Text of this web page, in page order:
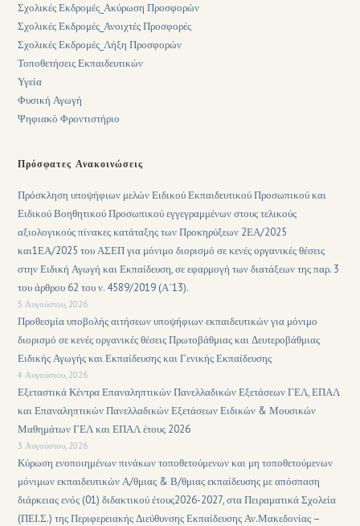
Σχολικές Εκδρομές_Ακύρωση Προσφορών
Σχολικές Εκδρομές_Ανοιχτές Προσφορές
Σχολικές Εκδρομές_Λήξη Προσφορών
Τοποθετήσεις Εκπαιδευτικών
Υγεία
Φυσική Αγωγή
Ψηφιακό Φροντιστήριο
Πρόσφατες Ανακοινώσεις
Πρόσκληση υποψήφιων μελών Ειδικού Εκπαιδευτικού Προσωπικού και
Ειδικού Βοηθητικού Προσωπικού εγγεγραμμένων στους τελικούς
αξιολογικούς πίνακες κατάταξης των Προκηρύξεων 2ΕΑ/2025
και1ΕΑ/2025 του ΑΣΕΠ για μόνιμο διορισμό σε κενές οργανικές θέσεις
στην Ειδική Αγωγή και Εκπαίδευση, σε εφαρμογή των διατάξεων της παρ. 3
του άρθρου 62 του ν. 4589/2019 (Α΄13).
5 Αυγούστου, 2026
Προθεσμία υποβολής αιτήσεων υποψήφιων εκπαιδευτικών για μόνιμο
διορισμό σε κενές οργανικές θέσεις Πρωτοβάθμιας και Δευτεροβάθμιας
Ειδικής Αγωγής και Εκπαίδευσης και Γενικής Εκπαίδευσης
4 Αυγούστου, 2026
Εξεταστικά Κέντρα Επαναληπτικών Πανελλαδικών Εξετάσεων ΓΕΛ, ΕΠΑΛ
και Επαναληπτικών Πανελλαδικών Εξετάσεων Ειδικών & Μουσικών
Μαθημάτων ΓΕΛ και ΕΠΑΛ έτους 2026
3 Αυγούστου, 2026
Κύρωση ενοποιημένων πινάκων τοποθετούμενων και μη τοποθετούμενων
μόνιμων εκπαιδευτικών Α/θμιας & Β/θμιας εκπαίδευσης με απόσπαση
διάρκειας ενός (01) διδακτικού έτους2026-2027, στα Πειραματικά Σχολεία
(ΠΕΙ.Σ.) της Περιφερειακής Διεύθυνσης Εκπαίδευσης Αν.Μακεδονίας –